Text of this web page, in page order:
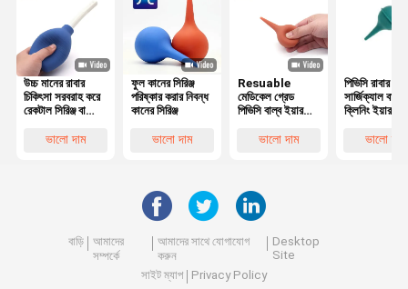
উচ্চ মানের রাবার
চিকিৎসা সরবরাহ করে
রেকটাল সিরিঞ্জ বা
ভালো দাম
ফুল কানের সিরিঞ্জ
পরিষ্কার করার নিবন্ধ
কানের সিরিঞ্জ
ভালো দাম
Resuable
মেডিকেল গ্রেড
পিভিসি বাল্ব ইয়ার
25ml / 35ml
ভালো দাম
পিভিসি রাবার
সার্জিক্যাল বাল্ব
ক্লিনিং ইয়ার
ভালো দাম
বাড়ি
আমাদের
সম্পর্কে
আমাদের সাথে যোগাযোগ
করুন
Desktop
Site
সাইট ম্যাপ
Privacy Policy